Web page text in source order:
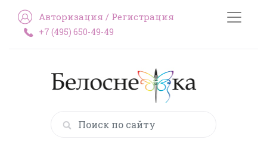
Авторизация / Регистрация
+7 (495) 650-49-49